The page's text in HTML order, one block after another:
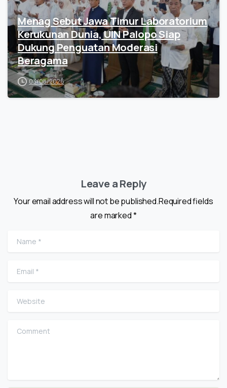
Menag Sebut Jawa Timur Laboratorium
Kerukunan Dunia, UIN Palopo Siap
Dukung Penguatan Moderasi
Beragama
03/08/2026
Leave a Reply
Your email address will not be published.Required fields
are marked *
Name
Email
Website
Comment